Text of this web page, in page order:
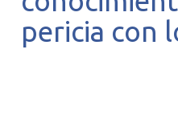
pericia con